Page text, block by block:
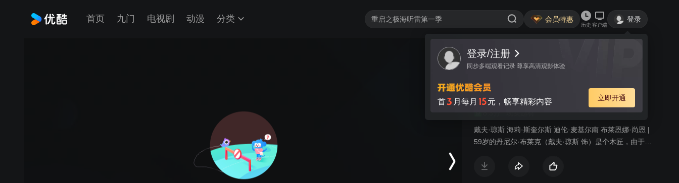
首页 九门 电视剧 动漫 分类 会员特惠
历史 客户端
登录
登录/注册
同步多端观看记录 尊享高清观影体验
首3 月每月 15元，畅享精彩内容 立即开通
视频 讨论
我是布莱克
现实题材
戴夫·琼斯 海莉·斯奎尔斯 迪伦·麦基尔南 布莱恩娜·尚恩 |
59岁的丹尼尔·布莱克（戴夫·琼斯 饰）是个木匠，由于心
他继续工作，但他依然决定冒着被罚款的风险找一份工